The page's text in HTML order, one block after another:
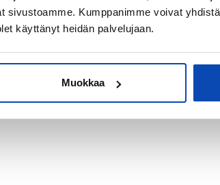
sivustoamme. Kumppanimme voivat
käyttänyt heidän palvelujaan.
Muokkaa